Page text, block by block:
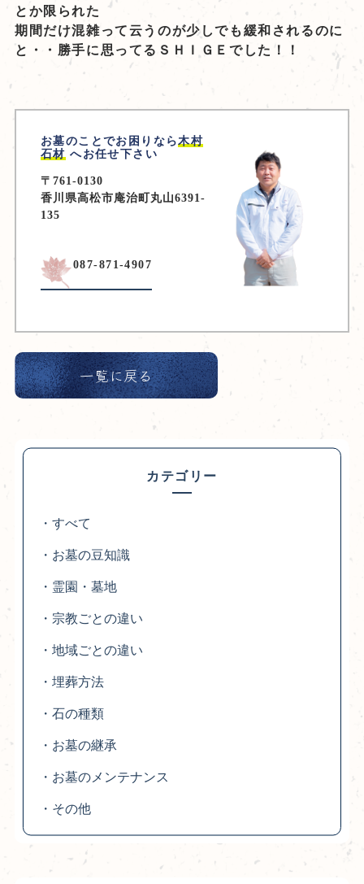
とか限られた
期間だけ混雑って云うのが少しでも緩和されるのに
と・・勝手に思ってるＳＨＩＧＥでした！！
お墓のことでお困りなら木村
石材へお任せ下さい
〒761-0130
香川県高松市庵治町丸山6391-
135
087-871-4907
一覧に戻る
カテゴリー
・すべて
・お墓の豆知識
・霊園・墓地
・宗教ごとの違い
・地域ごとの違い
・埋葬方法
・石の種類
・お墓の継承
・お墓のメンテナンス
・その他